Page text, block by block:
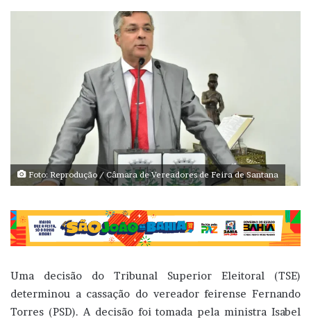
Foto: Reprodução / Câmara de Vereadores de Feira de Santana
Uma decisão do Tribunal Superior Eleitoral (TSE)
determinou a cassação do vereador feirense Fernando
Torres (PSD). A decisão foi tomada pela ministra Isabel